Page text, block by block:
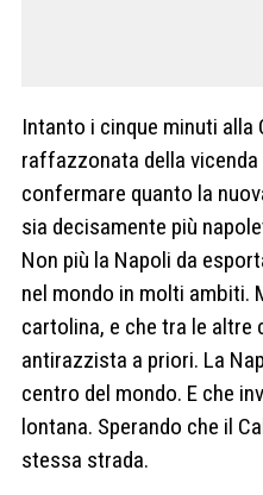
Intanto i cinque minuti
raffazzonata della vicenda
confermare quanto la
sia decisamente più
Non più la Napoli da
nel mondo in molti ambiti.
cartolina, e che tra le altre
antirazzista a priori. La
centro del mondo. E che
lontana. Sperando che il
stessa strada.